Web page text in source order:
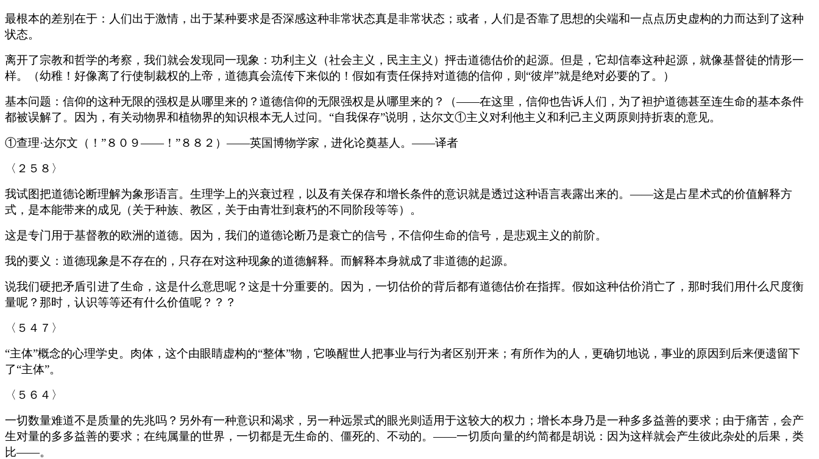
最根本的差别在于：人们出于激情，出于某种要求是否深感这种非常状态真是非常状态；或者，人们是否靠了思想的尖端和一点点历史虚构的力而达到了这种
状态。
离开了宗教和哲学的考察，我们就会发现同一现象：功利主义（社会主义，民主主义）抨击道德估价的起源。但是，它却信奉这种起源，就像基督徒的情形一
样。（幼稚！好像离了行使制裁权的上帝，道德真会流传下来似的！假如有责任保持对道德的信仰，则“彼岸”就是绝对必要的了。）
基本问题：信仰的这种无限的强权是从哪里来的？道德信仰的无限强权是从哪里来的？（——在这里，信仰也告诉人们，为了袒护道德甚至连生命的基本条件
都被误解了。因为，有关动物界和植物界的知识根本无人过问。“自我保存”说明，达尔文①主义对利他主义和利己主义两原则持折衷的意见。
①查理·达尔文（！”８０９——！”８８２）——英国博物学家，进化论奠基人。——译者
〈２５８〉
我试图把道德论断理解为象形语言。生理学上的兴衰过程，以及有关保存和增长条件的意识就是透过这种语言表露出来的。——这是占星术式的价值解释方
式，是本能带来的成见（关于种族、教区，关于由青壮到衰朽的不同阶段等等）。
这是专门用于基督教的欧洲的道德。因为，我们的道德论断乃是衰亡的信号，不信仰生命的信号，是悲观主义的前阶。
我的要义：道德现象是不存在的，只存在对这种现象的道德解释。而解释本身就成了非道德的起源。
说我们硬把矛盾引进了生命，这是什么意思呢？这是十分重要的。因为，一切估价的背后都有道德估价在指挥。假如这种估价消亡了，那时我们用什么尺度衡
量呢？那时，认识等等还有什么价值呢？？？
〈５４７〉
“主体”概念的心理学史。肉体，这个由眼睛虚构的“整体”物，它唤醒世人把事业与行为者区别开来；有所作为的人，更确切地说，事业的原因到后来便遗留下
了“主体”。
〈５６４〉
一切数量难道不是质量的先兆吗？另外有一种意识和渴求，另一种远景式的眼光则适用于这较大的权力；增长本身乃是一种多多益善的要求；由于痛苦，会产
生对量的多多益善的要求；在纯属量的世界，一切都是无生命的、僵死的、不动的。——一切质向量的约简都是胡说：因为这样就会产生彼此杂处的后果，类
比——。